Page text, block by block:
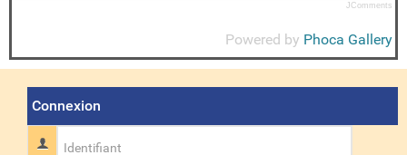
JComments
Powered by Phoca Gallery
Connexion
Identifiant